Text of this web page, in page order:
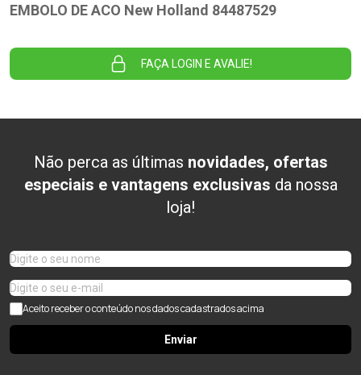
EMBOLO DE ACO New Holland 84487529
FAÇA LOGIN E AVALIE!
Não perca as últimas novidades, ofertas
especiais e vantagens exclusivas da nossa
loja!
Aceito receber o conteúdo nos dados cadastrados acima
Enviar